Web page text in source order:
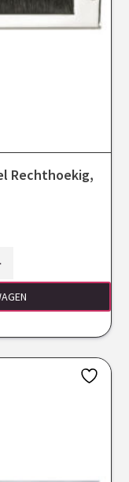
Rechthoekig,